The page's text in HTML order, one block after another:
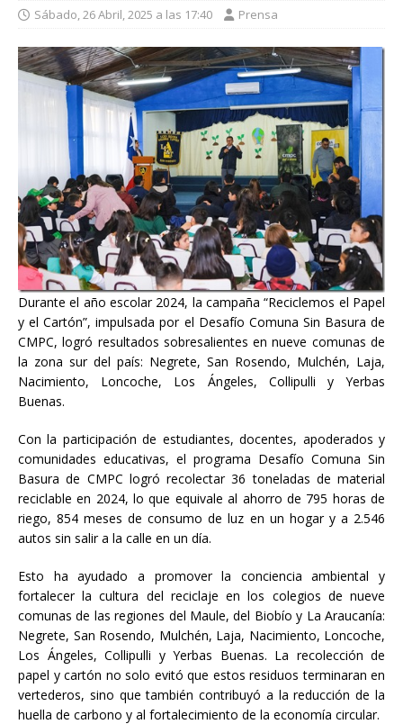
Sábado, 26 Abril, 2025 a las 17:40 Prensa
Durante el año escolar 2024, la campaña “Reciclemos el Papel
y el Cartón”, impulsada por el Desafío Comuna Sin Basura de
CMPC, logró resultados sobresalientes en nueve comunas de
la zona sur del país: Negrete, San Rosendo, Mulchén, Laja,
Nacimiento, Loncoche, Los Ángeles, Collipulli y Yerbas
Buenas.
Con la participación de estudiantes, docentes, apoderados y
comunidades educativas, el programa Desafío Comuna Sin
Basura de CMPC logró recolectar 36 toneladas de material
reciclable en 2024, lo que equivale al ahorro de 795 horas de
riego, 854 meses de consumo de luz en un hogar y a 2.546
autos sin salir a la calle en un día.
Esto ha ayudado a promover la conciencia ambiental y
fortalecer la cultura del reciclaje en los colegios de nueve
comunas de las regiones del Maule, del Biobío y La Araucanía:
Negrete, San Rosendo, Mulchén, Laja, Nacimiento, Loncoche,
Los Ángeles, Collipulli y Yerbas Buenas. La recolección de
papel y cartón no solo evitó que estos residuos terminaran en
vertederos, sino que también contribuyó a la reducción de la
huella de carbono y al fortalecimiento de la economía circular.